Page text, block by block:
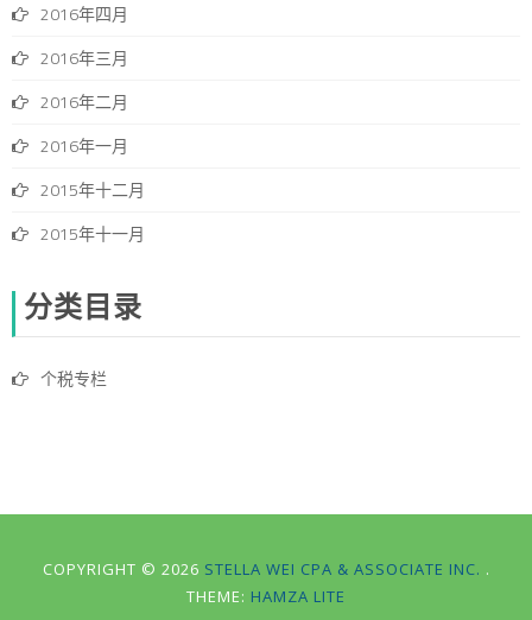
2016年四月
2016年三月
2016年二月
2016年一月
2015年十二月
2015年十一月
分类目录
个税专栏
COPYRIGHT © 2026 STELLA WEI CPA & ASSOCIATE INC. .
THEME: HAMZA LITE